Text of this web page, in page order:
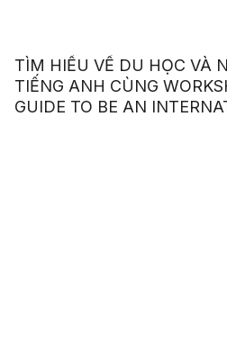
TÌM HIỂU VỀ DU HỌC VÀ
TIẾNG ANH CÙNG
GUIDE TO BE AN